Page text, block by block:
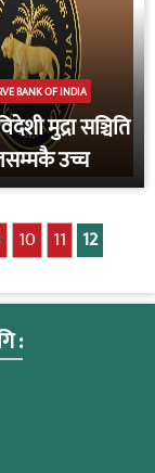
BANK OF INDIA
मुद्रा सञ्चिति
उच्च
10 11 12
: